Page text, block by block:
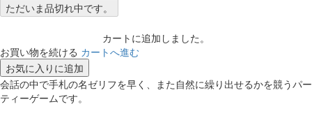
ただいま品切れ中です。
カートに追加しました。
お買い物を続ける カートへ進む
お気に入りに追加
会話の中で手札の名ゼリフを早く、また自然に繰り出せるかを競うパー
ティーゲームです。